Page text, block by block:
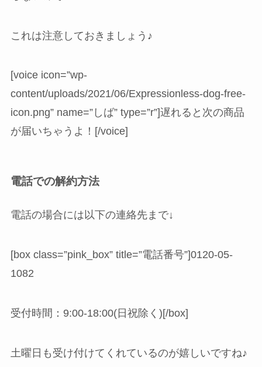
これは注意しておきましょう♪
[voice icon=”wp-
content/uploads/2021/06/Expressionless-dog-free-
icon.png” name=”しば” type=”r”]遅れると次の商品
が届いちゃうよ！[/voice]
電話での解約方法
電話の場合には以下の連絡先まで↓
[box class=”pink_box” title=”電話番号”]0120-05-
1082
受付時間：9:00-18:00(日祝除く)[/box]
土曜日も受け付けてくれているのが嬉しいですね♪